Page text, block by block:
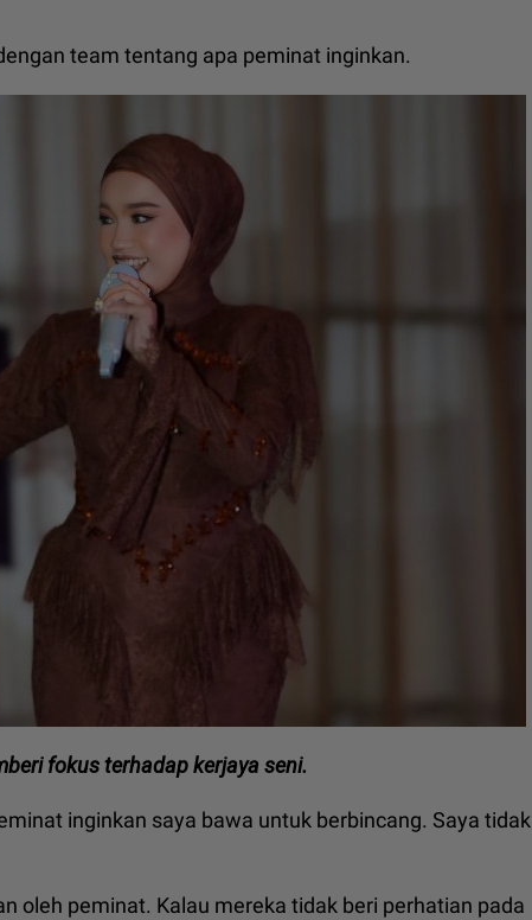
team tentang apa peminat inginkan.
fokus terhadap kerjaya seni.
inginkan saya bawa untuk berbincang. Saya tidak
oleh peminat. Kalau mereka tidak beri perhatian pada